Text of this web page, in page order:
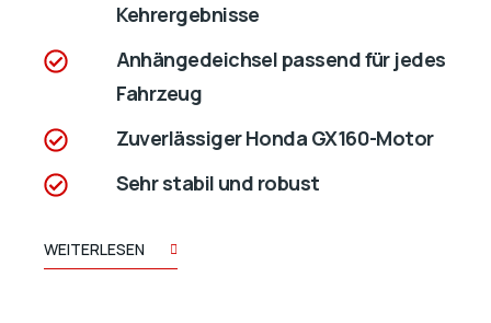
Kehrergebnisse
Anhängedeichsel passend für jedes
Fahrzeug
Zuverlässiger Honda GX160-Motor
Sehr stabil und robust
WEITERLESEN